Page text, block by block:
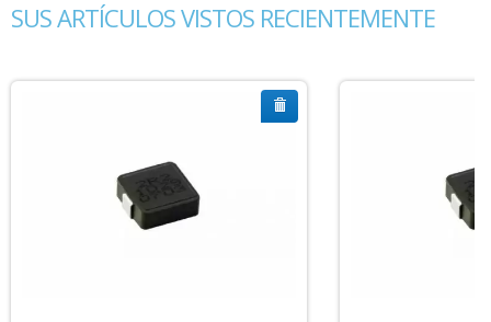
SUS ARTÍCULOS VISTOS RECIENTEMENTE